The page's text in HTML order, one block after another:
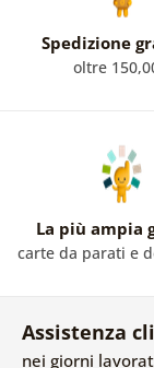
Spedizione
oltre
La più ampia
carte da parati e
Assistenza
nei giorni